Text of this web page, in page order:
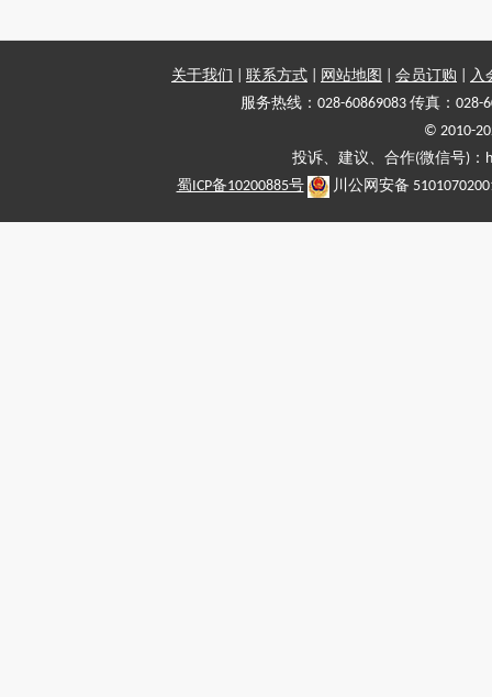
关于我们 联系方式 网站地图 会员订购
入
服务热线：028-60869083 传真：028-
© 2010-
投诉、建议、合作(微信号)
蜀ICP备10200885号
川公网安备